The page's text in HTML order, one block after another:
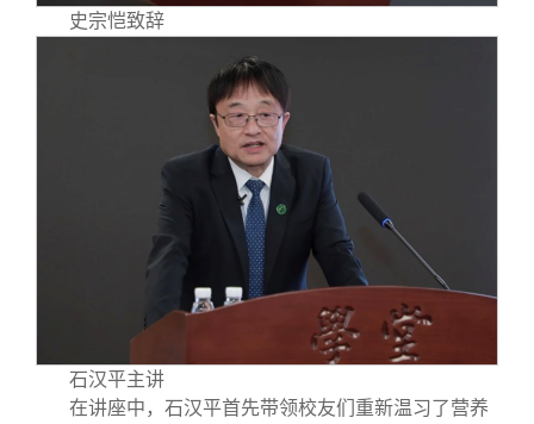
史宗恺致辞
石汉平主讲
在讲座中，石汉平首先带领校友们重新温习了营养